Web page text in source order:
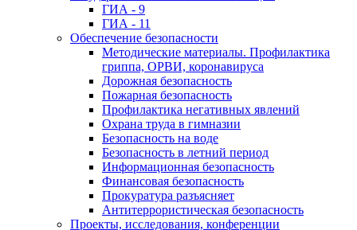
ГИА - 9
ГИА - 11
Обеспечение безопасности
Методические материалы. Профилактика
гриппа, ОРВИ, коронавируса
Дорожная безопасность
Пожарная безопасность
Профилактика негативных явлений
Охрана труда в гимназии
Безопасность на воде
Безопасность в летний период
Информационная безопасность
Финансовая безопасность
Прокуратура разъясняет
Антитеррористическая безопасность
Проекты, исследования, конференции